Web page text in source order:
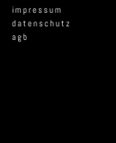
impressum
datenschutz
agb